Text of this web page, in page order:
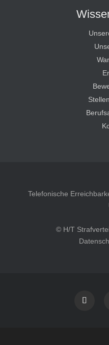
Telefonische
© H/T